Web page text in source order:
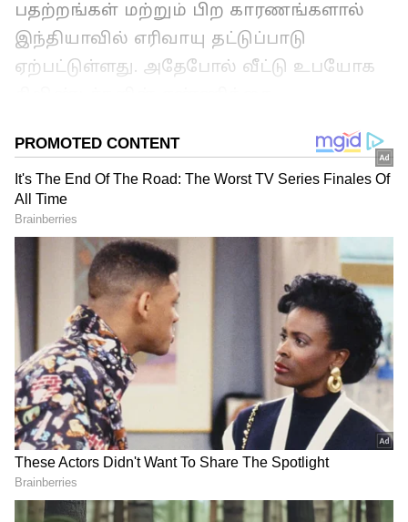
பதற்றங்கள் மற்றும் பிற காரணங்களால்
இந்தியாவில் எரிவாயு தட்டுப்பாடு
ஏற்பட்டுள்ளது. அதேபோல் வீட்டு உபயோக
எண்ணிக்கை குறைக்கப்பட்டுள்ளது.
சிலிண்டர் புக்கிங் செய்யும் நாட்களும்
நீட்டிக்கப்பட்டுள்ளன. சிலிண்டர் தட்டுப்பாடு
காரணமாக ஹோட்டல், டீக்கடைகள் மற்றும்
உணவு சார்ந்த தொழில்கள் கடுமையான
பாதிப்பு உள்ளாகி இருக்கின்றன. இந்த
நிலையில் பெட்ரோல் மற்றும் டீசல் விலை
உயர்ந்திருப்பதால் சிலிண்டர் விலையும்
உயரலாம் என்கிற அச்சம் நிலவுகிறது.
ஏசியாநெட் தமிழ்-ஐ உங்கள் முதன்மைத்
தேர்வாக்குங்கள்